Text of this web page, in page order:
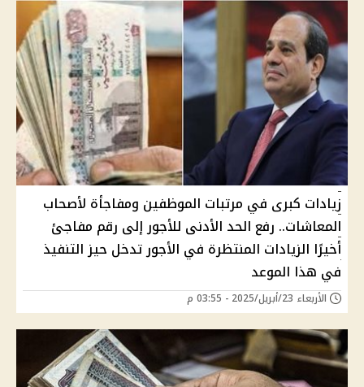
زيادات كبرى في مرتبات الموظفين ومفاجأة لأصحاب
المعاشات.. رفع الحد الأدنى للأجور إلى رقم مفاجئ
أخيرًا الزيادات المنتظرة في الأجور تدخل حيز التنفيذ
في هذا الموعد
الأربعاء 23/أبريل/2025 - 03:55 م